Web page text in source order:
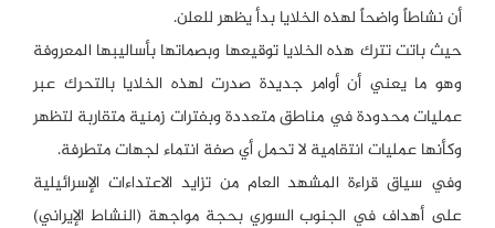
أن نشاطاً واضحاً لهذه الخلايا بدأ يظهر للعلن.
حيث باتت تترك هذه الخلايا توقيعها وبصماتها بأساليبها المعروفة
وهو ما يعني أن أوامر جديدة صدرت لهذه الخلايا بالتحرك عبر
عمليات محدودة في مناطق متعددة وبفترات زمنية متقاربة لتظهر
وكأنها عمليات انتقامية لا تحمل أي صفة انتماء لجهات متطرفة.
وفي سياق قراءة المشهد العام من تزايد الاعتداءات الإسرائيلية
على أهداف في الجنوب السوري بحجة مواجهة (النشاط الإيراني)